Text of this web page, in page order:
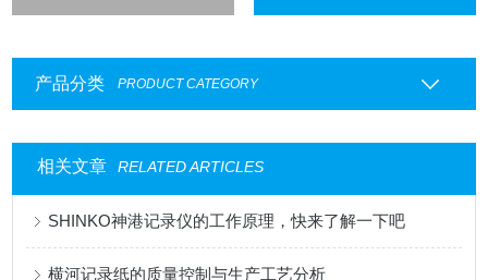
产品分类 PRODUCT CATEGORY
相关文章 RELATED ARTICLES
SHINKO神港记录仪的工作原理，快来了解一下吧
横河记录纸的质量控制与生产工艺分析